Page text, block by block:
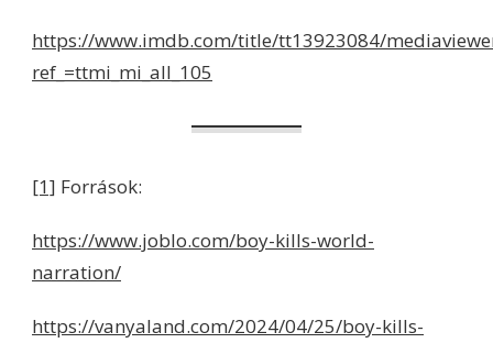
https://www.imdb.com/title/tt13923084/
ref_=ttmi_mi_all_105
[1] Források:
https://www.joblo.com/boy-kills-world-
narration/
https://vanyaland.com/2024/04/25/boy-kills-